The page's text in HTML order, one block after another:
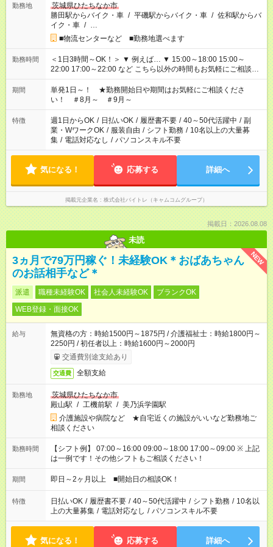
勤務地
茨城県ひたちなか市
勝田駅からバイク・車 / 平磯駅からバイク・車 / 佐和駅からバ
イク・車 / …
■物流センターなど ■勤務地選べます
勤務時間
＜1日3時間～OK！＞ ▼ 例えば… ▼ 15:00～18:00 15:00～
22:00 17:00～22:00 など こちら以外の時間もお気軽にご相談く
ださい！
期間
単発1日～！ ★勤務開始日や期間はお気軽にご相談くださ
い！ ＃8月～ ＃9月～
特徴 週1日からOK / 日払いOK / 履歴書不要 / 40～50代活躍中 / 副
業・WワークOK / 服装自由 / シフト勤務 / 10名以上の大量募
集 / 電話対応なし / パソコンスキル不要
気になる！ 応募する 詳細へ
掲載元企業名 株式会社バイトレ（キャムコムグループ）
掲載日：2026.08.08
未読
NEW
3ヵ月で79万円稼ぐ！未経験OK＊おばあちゃん
のお話相手など＊
派遣 職種未経験OK 社会人未経験OK
ブランクOK
WEB登録・面接OK
給与
無資格の方：時給1500円～1875円 / 介護福祉士：時給1800円～
2250円 / 初任者以上：時給1600円～2000円
交通費別途支給あり
交通費 全額支給
勤務地
茨城県ひたちなか市
殿山駅 / 工機前駅 / 美乃浜学園駅
介護施設や病院など ★自宅近くの施設がいいなど勤務地ご
相談ください
勤務時間
【シフト例】 07:00～16:00 09:00～18:00 17:00～09:00 ※ 上記
は一例です！その他シフトもご相談ください！
期間 即日～2ヶ月以上 ■開始日の相談OK！
特徴 日払いOK / 履歴書不要 / 40～50代活躍中 / シフト勤務 / 10名以
上の大量募集 / 電話対応なし / パソコンスキル不要
気になる！ 応募する 詳細へ